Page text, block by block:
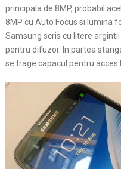
principala de 8MP, probabil
8MP cu Auto Focus si lumina
Samsung scris cu litere
pentru difuzor. In partea
se trage capacul pentru acces